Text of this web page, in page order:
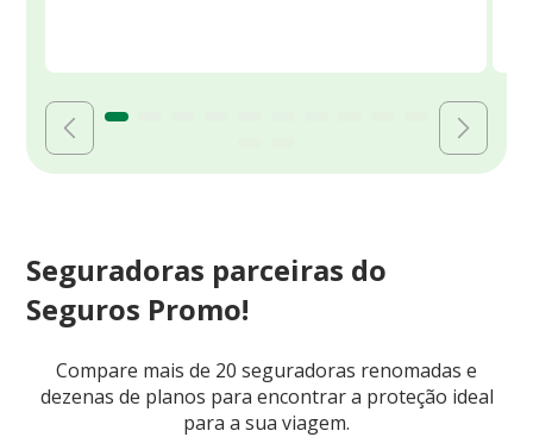
Seguradoras parceiras do
Seguros Promo!
Compare mais de 20 seguradoras renomadas e
dezenas de planos para encontrar a proteção ideal
para a sua viagem.